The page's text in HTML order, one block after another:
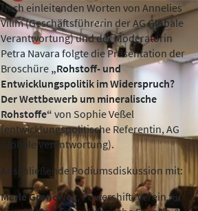
Nach einleitenden Worten von Annelies
Vilim (Geschäftsführerin der AG Globale
Verantwortung) und der Moderatorin
Petra Navara folgte die Präsentation der
Broschüre „Rohstoff- und
Entwicklungspolitik im Widerspruch?
Der Wettbewerb um mineralische
Rohstoffe“ von Sophie Veßel
(entwicklungspolitische Referentin, AG
Globale Verantwortung).
Anschließende Podiumsdiskussion mit:
Merle Groneweg, Powershift, Verein für